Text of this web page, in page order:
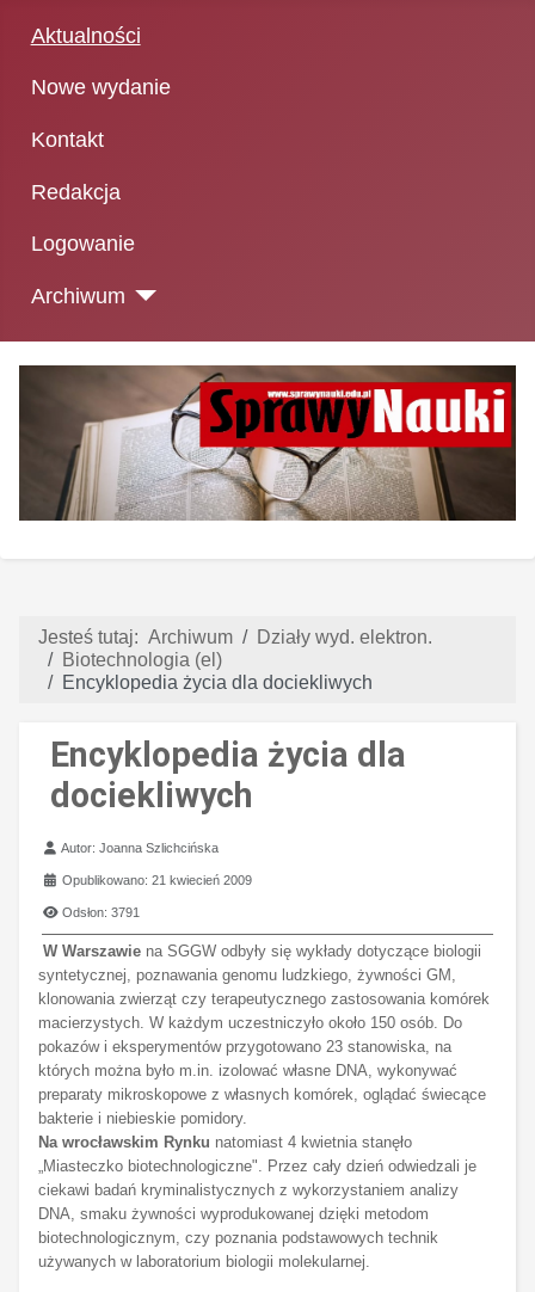
Aktualności
Nowe wydanie
Kontakt
Redakcja
Logowanie
Archiwum
Jesteś tutaj: Archiwum
Działy wyd. elektron.
Biotechnologia (el)
Encyklopedia życia dla dociekliwych
Encyklopedia życia dla
dociekliwych
Szczegóły
Autor:Joanna Szlichcińska
Opublikowano: 21 kwiecień 2009
Odsłon: 3791
W Warszawie na SGGW odbyły się wykłady dotyczące biologii
syntetycznej, poznawania genomu ludzkiego, żywności GM,
klonowania zwierząt czy terapeutycznego zastosowania komórek
macierzystych. W każdym uczestniczyło około 150 osób. Do
pokazów i eksperymentów przygotowano 23 stanowiska, na
których można było m.in. izolować własne DNA, wykonywać
preparaty mikroskopowe z własnych komórek, oglądać świecące
bakterie i niebieskie pomidory.
Na wrocławskim Rynku natomiast 4 kwietnia stanęło
„Miasteczko biotechnologiczne". Przez cały dzień odwiedzali je
ciekawi badań kryminalistycznych z wykorzystaniem analizy
DNA, smaku żywności wyprodukowanej dzięki metodom
biotechnologicznym, czy poznania podstawowych technik
używanych w laboratorium biologii molekularnej.